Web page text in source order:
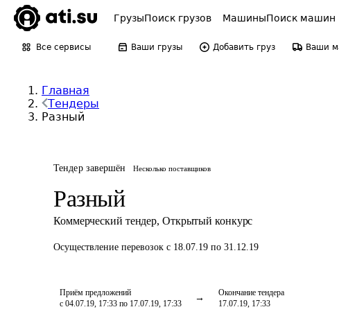
ГрузыПоиск грузов МашиныПоиск машин
Все сервисы Ваши грузы Добавить груз Ваши
Главная
Тендеры
Разный
Тендер завершён Несколько поставщиков
Разный
Коммерческий тендер, Открытый конкурс
Осуществление перевозок с 18.07.19 по 31.12.19
Приём предложений
с 04.07.19, 17:33 по 17.07.19, 17:33
Окончание тендера
17.07.19, 17:33